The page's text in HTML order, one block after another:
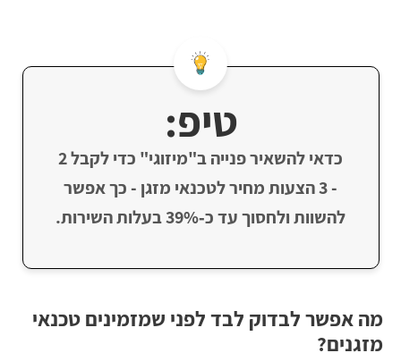
טיפ:
כדאי להשאיר פנייה ב"מיזוגי" כדי לקבל 2
- 3 הצעות מחיר לטכנאי מזגן - כך אפשר
להשוות ולחסוך עד כ‑39% בעלות השירות.
מה אפשר לבדוק לבד לפני שמזמינים טכנאי
מזגנים?